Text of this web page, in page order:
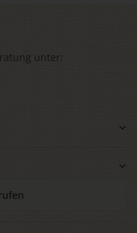
unter: